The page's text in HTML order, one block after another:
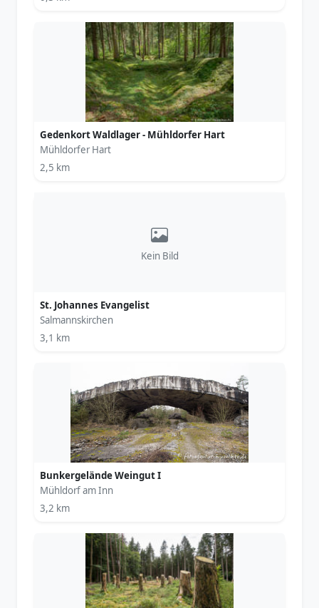
Gedenkort Waldlager - Mühldorfer Hart
Mühldorfer Hart
2,5 km
Kein Bild
St. Johannes Evangelist
Salmannskirchen
3,1 km
Bunkergelände Weingut I
Mühldorf am Inn
3,2 km